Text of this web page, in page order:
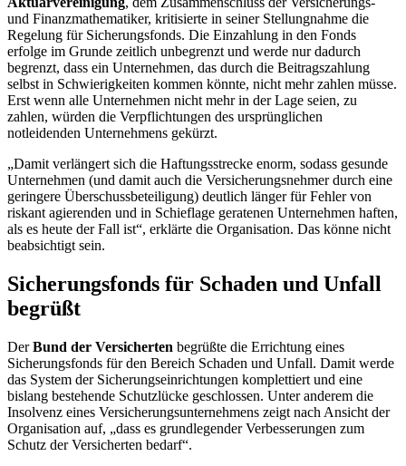
und Finanzmathematiker, kritisierte in seiner Stellungnahme die
Regelung für Sicherungsfonds. Die Einzahlung in den Fonds
erfolge im Grunde zeitlich unbegrenzt und werde nur dadurch
begrenzt, dass ein Unternehmen, das durch die Beitragszahlung
selbst in Schwierigkeiten kommen könnte, nicht mehr zahlen müsse.
Erst wenn alle Unternehmen nicht mehr in der Lage seien, zu
zahlen, würden die Verpflichtungen des ursprünglichen
notleidenden Unternehmens gekürzt.
„Damit verlängert sich die Haftungsstrecke enorm, sodass gesunde
Unternehmen (und damit auch die Versicherungsnehmer durch eine
geringere Überschussbeteiligung) deutlich länger für Fehler von
riskant agierenden und in Schieflage geratenen Unternehmen haften,
als es heute der Fall ist“, erklärte die Organisation. Das könne nicht
beabsichtigt sein.
Sicherungsfonds für Schaden und Unfall
begrüßt
DerBund der Versicherten begrüßte die Errichtung eines
Sicherungsfonds für den Bereich Schaden und Unfall. Damit werde
das System der Sicherungseinrichtungen komplettiert und eine
bislang bestehende Schutzlücke geschlossen. Unter anderem die
Insolvenz eines Versicherungsunternehmens zeigt nach Ansicht der
Organisation auf, „dass es grundlegender Verbesserungen zum
Schutz der Versicherten bedarf“.